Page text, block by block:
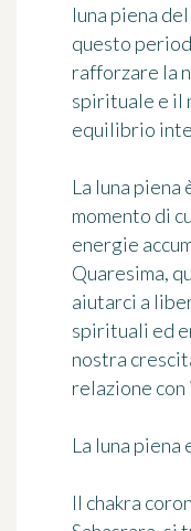
luna piena
questo
rafforzare la
spirituale e il
equilibrio
La luna piena
momento di
energie
Quaresima,
aiutarci a
spirituali ed
nostra
relazione
La luna piena
Il chakra